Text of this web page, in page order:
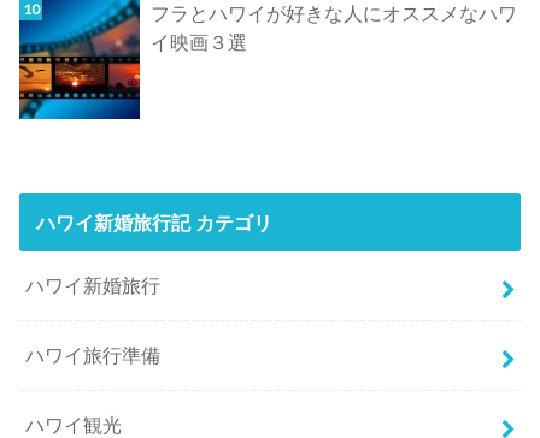
フラとハワイが好きな人にオススメなハワ
イ映画３選
ハワイ新婚旅行記 カテゴリ
ハワイ新婚旅行
ハワイ旅行準備
ハワイ観光